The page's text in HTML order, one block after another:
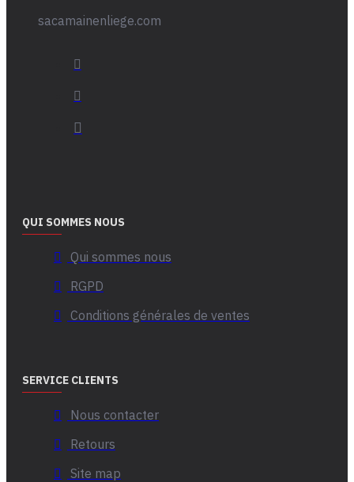
sacamainenliege.com
QUI SOMMES NOUS
Qui sommes nous
RGPD
Conditions générales de ventes
SERVICE CLIENTS
Nous contacter
Retours
Site map